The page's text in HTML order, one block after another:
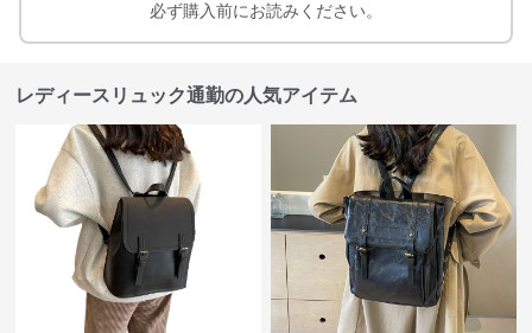
必ず購入前にお読みください。
レディースリュック通勤の人気アイテム